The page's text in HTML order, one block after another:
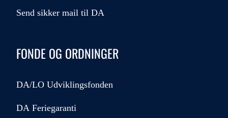
Send sikker mail til DA
FONDE OG ORDNINGER
DA/LO Udviklingsfonden
DA Feriegaranti